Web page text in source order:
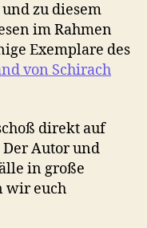
und zu diesem
im Rahmen
Exemplare des
von Schirach
direkt auf
Autor und
in große
wir euch